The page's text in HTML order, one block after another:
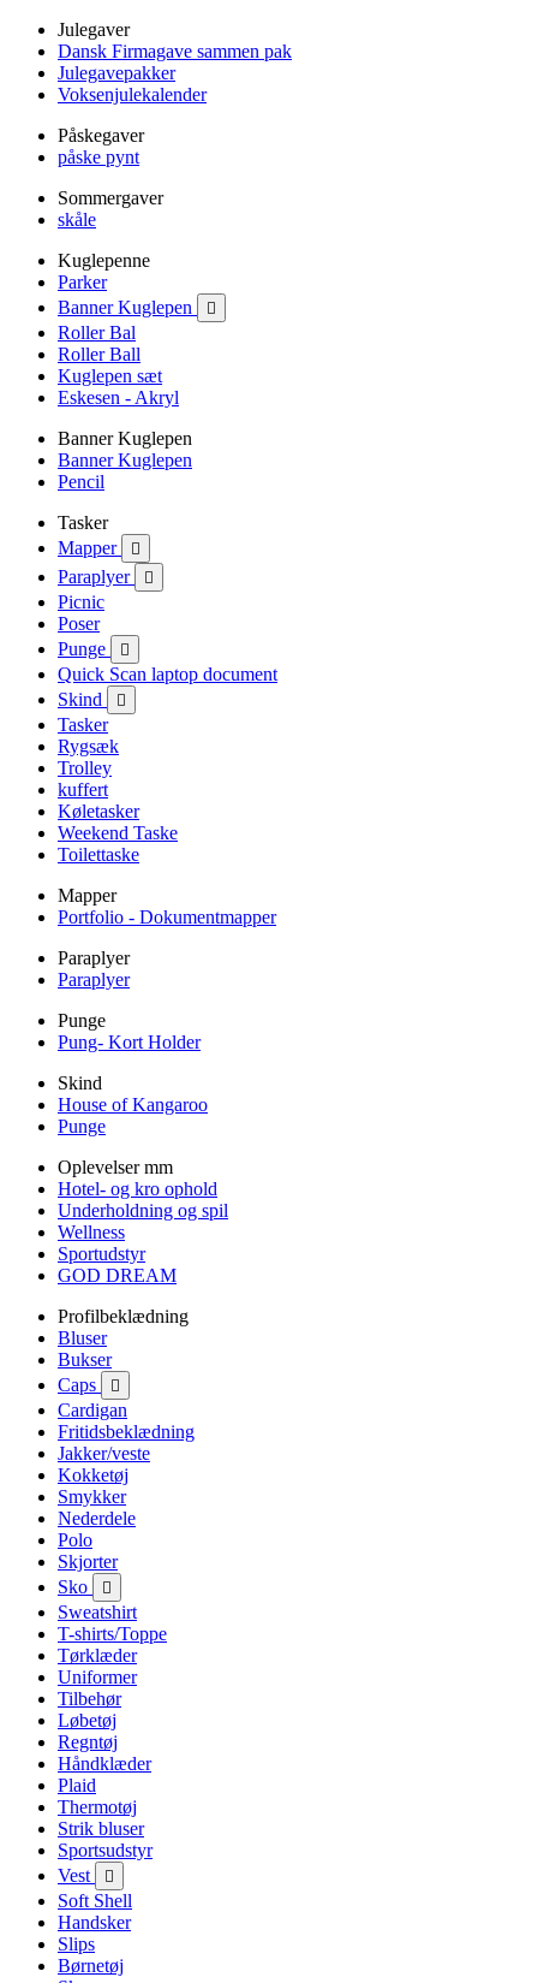
Julegaver
Dansk Firmagave sammen pak
Julegavepakker
Voksenjulekalender
Påskegaver
påske pynt
Sommergaver
skåle
Kuglepenne
Parker
Banner Kuglepen

Roller Bal
Roller Ball
Kuglepen sæt
Eskesen - Akryl
Banner Kuglepen
Banner Kuglepen
Pencil
Tasker
Mapper

Paraplyer 
Picnic
Poser
Punge

Quick Scan laptop document
Skind

Tasker
Rygsæk
Trolley
kuffert
Køletasker
Weekend Taske
Toilettaske
Mapper
Portfolio - Dokumentmapper
Paraplyer
Paraplyer
Punge
Pung- Kort Holder
Skind
House of Kangaroo
Punge
Oplevelser mm
Hotel- og kro ophold
Underholdning og spil
Wellness
Sportudstyr
GOD DREAM
Profilbeklædning
Bluser
Bukser
Caps

Cardigan
Fritidsbeklædning
Jakker/veste
Kokketøj
Smykker
Nederdele
Polo
Skjorter
Sko

Sweatshirt
T-shirts/Toppe
Tørklæder
Uniformer
Tilbehør
Løbetøj
Regntøj
Håndklæder
Plaid
Thermotøj
Strik bluser
Sportsudstyr
Vest

Soft Shell
Handsker
Slips
Børnetøj